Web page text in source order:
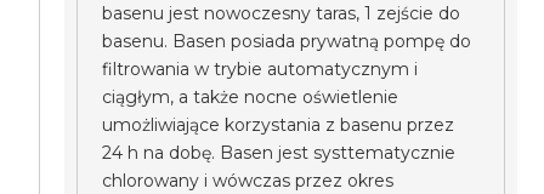
basenu jest nowoczesny taras, 1 zejście do
basenu. Basen posiada prywatną pompę do
filtrowania w trybie automatycznym i
ciągłym, a także nocne oświetlenie
umożliwiające korzystania z basenu przez
24 h na dobę. Basen jest systtematycznie
chlorowany i wówczas przez okres